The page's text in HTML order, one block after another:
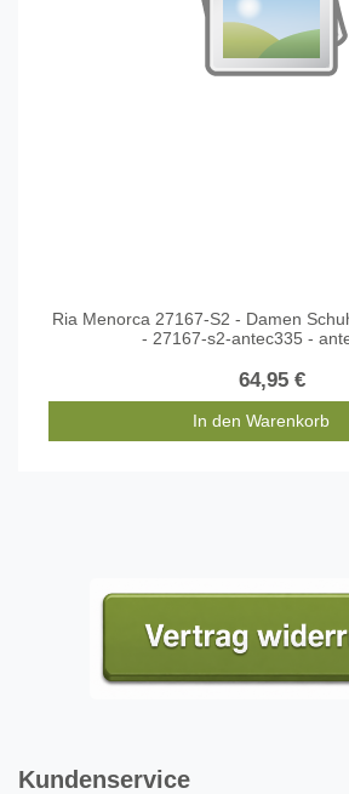
Ria Menorca 27167-S2 - Damen
- 27167-s2-antec335 -
64,95 €
In den Warenkorb
Kundenservice